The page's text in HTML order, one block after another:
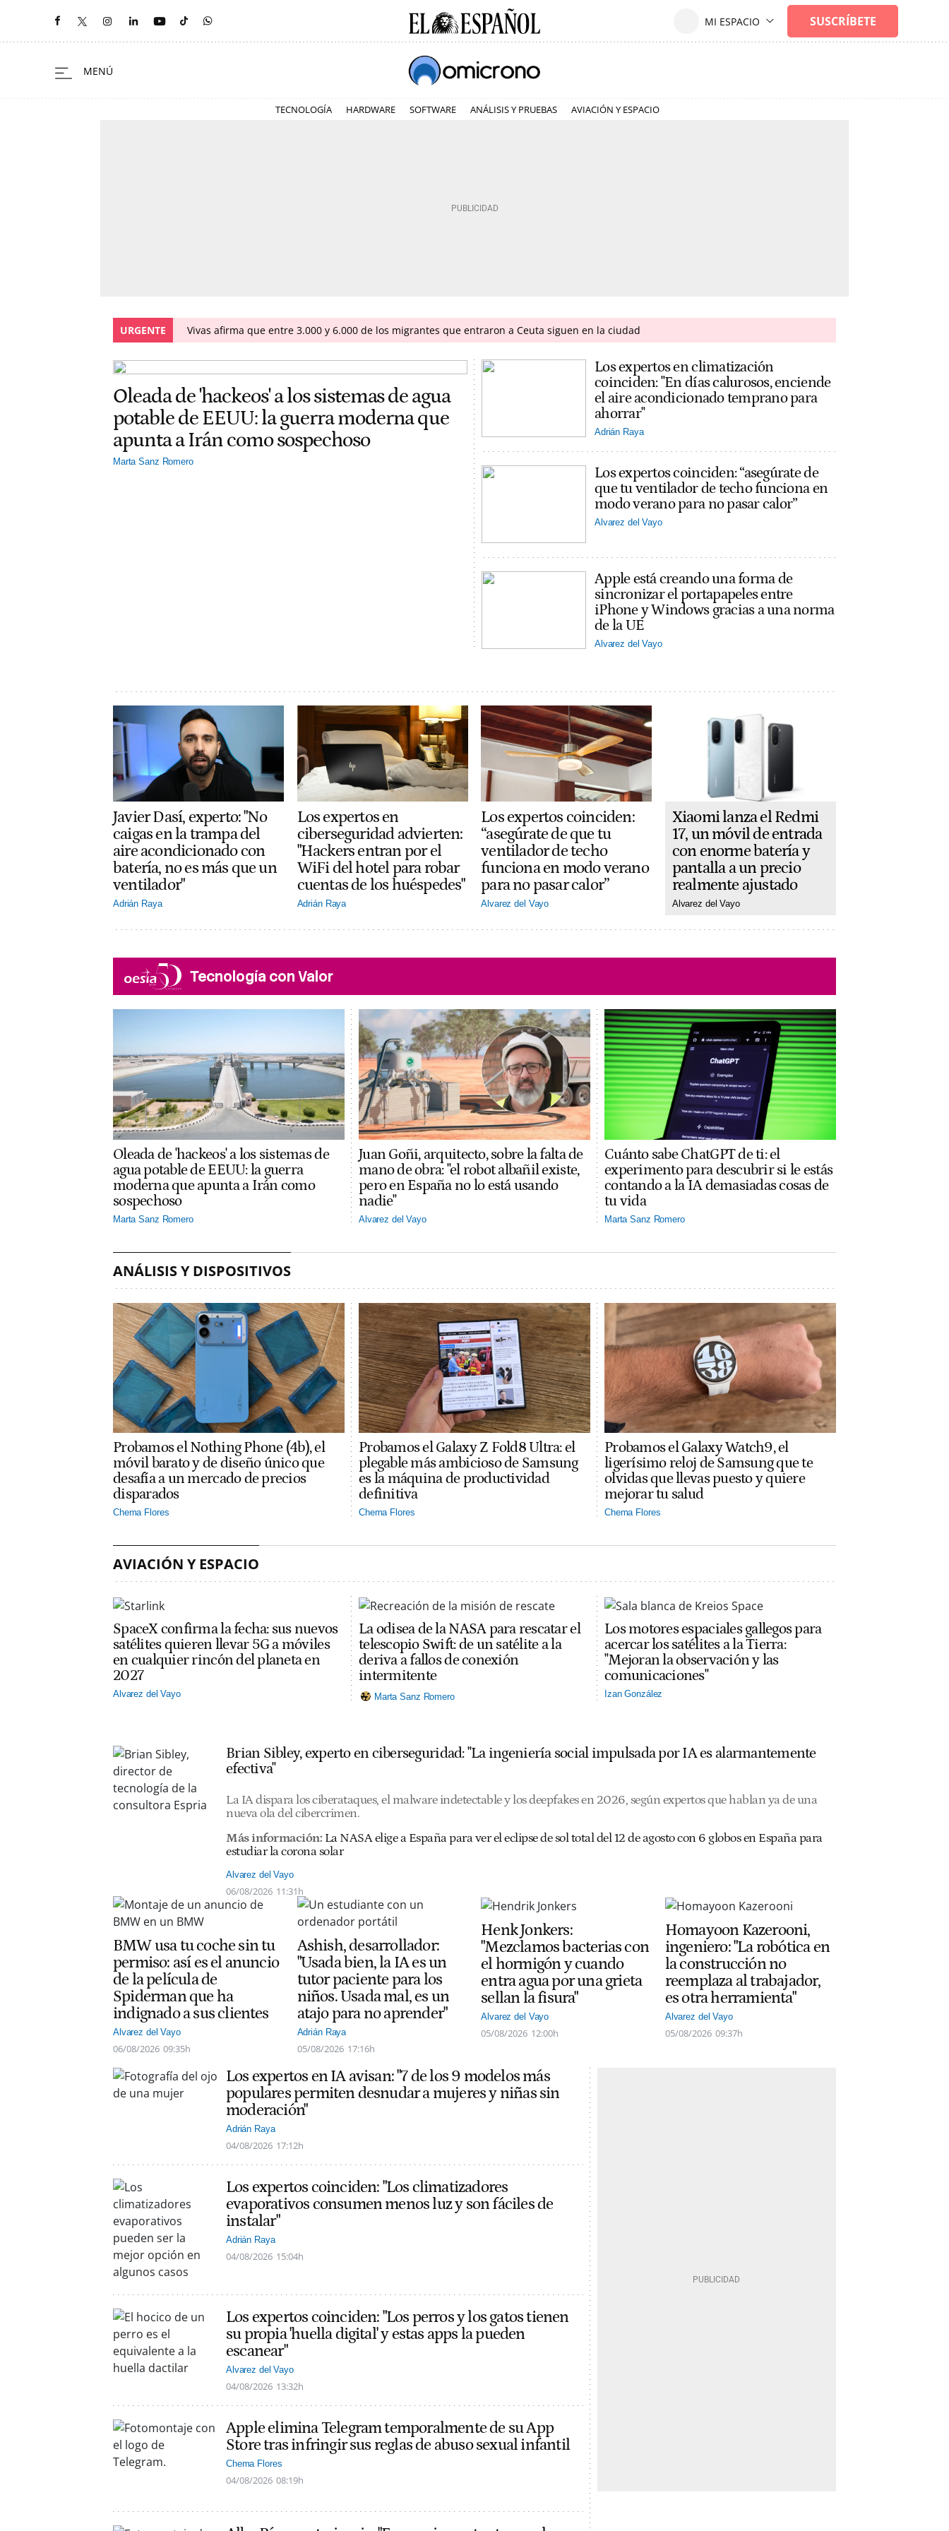
TECNOLOGÍA HARDWARE SOFTWARE ANÁLISIS Y PRUEBAS AVIACIÓN Y ESPACIO
URGENTE Vivas afirma que entre 3.000 y 6.000 de los migrantes que entraron a Ceuta siguen en la ciudad
Oleada de 'hackeos' a los sistemas de agua
potable de EEUU: la guerra moderna que
apunta a Irán como sospechoso
Marta Sanz Romero
Los expertos en climatización
coinciden: "En días calurosos, enciende
el aire acondicionado temprano para
ahorrar"
Adrián Raya
Los expertos coinciden: “asegúrate de
que tu ventilador de techo funciona en
modo verano para no pasar calor”
Alvarez del Vayo
Apple está creando una forma de
sincronizar el portapapeles entre
iPhone y Windows gracias a una norma
de la UE
Alvarez del Vayo
Javier Dasí, experto: "No
caigas en la trampa del
aire acondicionado con
batería, no es más que un
ventilador"
Adrián Raya
Los expertos en
ciberseguridad advierten:
"Hackers entran por el
WiFi del hotel para robar
cuentas de los huéspedes"
Adrián Raya
Los expertos coinciden:
“asegúrate de que tu
ventilador de techo
funciona en modo verano
para no pasar calor”
Alvarez del Vayo
Xiaomi lanza el Redmi
17, un móvil de entrada
con enorme batería y
pantalla a un precio
realmente ajustado
Alvarez del Vayo
Tecnología con Valor
Oleada de 'hackeos' a los sistemas de
agua potable de EEUU: la guerra
moderna que apunta a Irán como
sospechoso
Marta Sanz Romero
Juan Goñi, arquitecto, sobre la falta de
mano de obra: "el robot albañil existe,
pero en España no lo está usando
nadie"
Alvarez del Vayo
Cuánto sabe ChatGPT de ti: el
experimento para descubrir si le estás
contando a la IA demasiadas cosas de
tu vida
Marta Sanz Romero
ANÁLISIS Y DISPOSITIVOS
Probamos el Nothing Phone (4b), el
móvil barato y de diseño único que
desafía a un mercado de precios
disparados
Chema Flores
Probamos el Galaxy Z Fold8 Ultra: el
plegable más ambicioso de Samsung
es la máquina de productividad
definitiva
Chema Flores
Probamos el Galaxy Watch9, el
ligerísimo reloj de Samsung que te
olvidas que llevas puesto y quiere
mejorar tu salud
Chema Flores
AVIACIÓN Y ESPACIO
SpaceX confirma la fecha: sus nuevos
satélites quieren llevar 5G a móviles
en cualquier rincón del planeta en
2027
Alvarez del Vayo
La odisea de la NASA para rescatar el
telescopio Swift: de un satélite a la
deriva a fallos de conexión
intermitente
Marta Sanz Romero
Los motores espaciales gallegos para
acercar los satélites a la Tierra:
"Mejoran la observación y las
comunicaciones"
Izan González
Brian Sibley, experto en ciberseguridad: "La ingeniería social impulsada por IA es alarmantemente
efectiva"
La IA dispara los ciberataques, el malware indetectable y los deepfakes en 2026, según expertos que hablan ya de una
nueva ola del cibercrimen.
Más información: La NASA elige a España para ver el eclipse de sol total del 12 de agosto con 6 globos en España para
estudiar la corona solar
Alvarez del Vayo
06/08/2026 11:31h
BMW usa tu coche sin tu
permiso: así es el anuncio
de la película de
Spiderman que ha
indignado a sus clientes
Alvarez del Vayo
06/08/2026 09:35h
Ashish, desarrollador:
"Usada bien, la IA es un
tutor paciente para los
niños. Usada mal, es un
atajo para no aprender"
Adrián Raya
05/08/2026 17:16h
Henk Jonkers:
"Mezclamos bacterias con
el hormigón y cuando
entra agua por una grieta
sellan la fisura"
Alvarez del Vayo
05/08/2026 12:00h
Homayoon Kazerooni,
ingeniero: "La robótica en
la construcción no
reemplaza al trabajador,
es otra herramienta"
Alvarez del Vayo
05/08/2026 09:37h
Los expertos en IA avisan: "7 de los 9 modelos más
populares permiten desnudar a mujeres y niñas sin
moderación"
Adrián Raya
04/08/2026 17:12h
Los expertos coinciden: "Los climatizadores
evaporativos consumen menos luz y son fáciles de
instalar"
Adrián Raya
04/08/2026 15:04h
Los expertos coinciden: "Los perros y los gatos tienen
su propia 'huella digital' y estas apps la pueden
escanear"
Alvarez del Vayo
04/08/2026 13:32h
Apple elimina Telegram temporalmente de su App
Store tras infringir sus reglas de abuso sexual infantil
Chema Flores
04/08/2026 08:19h